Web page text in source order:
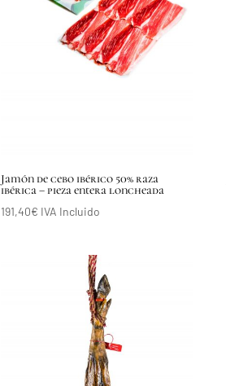
Jamón de cebo ibérico 50% raza
ibérica – pieza entera loncheada
191,40€ IVA Incluido